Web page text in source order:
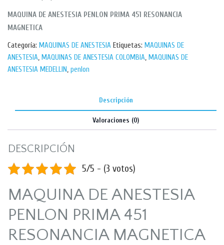
MAQUINA DE ANESTESIA PENLON PRIMA 451 RESONANCIA
MAGNETICA
Categoría: MAQUINAS DE ANESTESIA Etiquetas: MAQUINAS DE
ANESTESIA, MAQUINAS DE ANESTESIA COLOMBIA, MAQUINAS DE
ANESTESIA MEDELLIN, penlon
Descripción
Valoraciones (0)
DESCRIPCIÓN
5/5 - (3 votos)
MAQUINA DE ANESTESIA
PENLON PRIMA 451
RESONANCIA MAGNETICA